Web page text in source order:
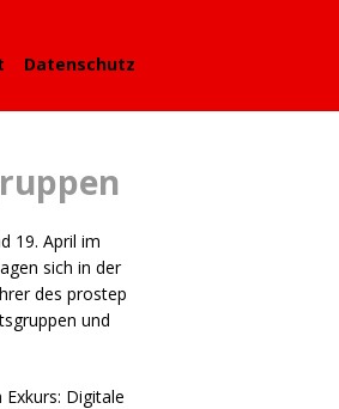
Datenschutz
19. April im
sich in der
des prostep
und
Digitale